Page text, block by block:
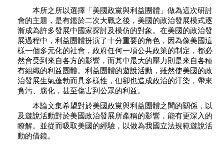
本所之所以選擇「美國政黨與利益團體」做為這次研討
會的主題，是有鑑於二次大戰之後，美國的政治發展模式逐
漸成為許多發展中國家探討及模仿的對象。在美國的政治發
展過程中，利益團體扮演了十分重要的角色，因為像美國這
樣一個多元化的社會，政府任何一項公共政策的制定，都必
然會受到來自各方的影響，而其中最大的壓力則是來自各種
有組織的利益團體。利益團體的遊說活動，雖然使美國的政
治發展生氣蓬勃而具多樣性，但卻也造成政治的汙染，帶來
貪污、腐化，甚至傷害到公眾的利益。
本論文集希望對於美國政黨與利益團體之間的關係，以
及遊說活動對於美國政治發展所產稱的影響，能有更深入的
瞭解。並從而吸取美國的經驗，以做為我國立法規範遊說活
動的借鏡。